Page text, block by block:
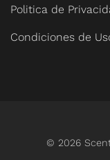
Politica de
Condiciones de
© 2026